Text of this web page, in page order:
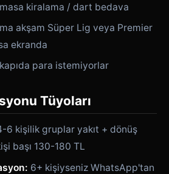
kiralama / dart bedava
akşam Süper Lig veya Premier
ekranda
para istemiyorlar
Tüyoları
6 kişilik gruplar yakıt + dönüş
başı 130-180 TL
6+ kişiyseniz WhatsApp'tan